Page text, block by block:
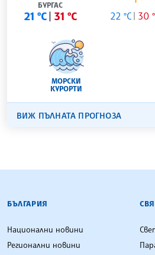
БУРГАС
21 °C 31 °C 22 °C 30
МОРСКИ
КУРОРТИ
ВИЖ ПЪЛНАТА ПРОГНОЗА
БЪЛГАРСКА
БЪЛГАРИЯ
Национални новини
Регионални новини